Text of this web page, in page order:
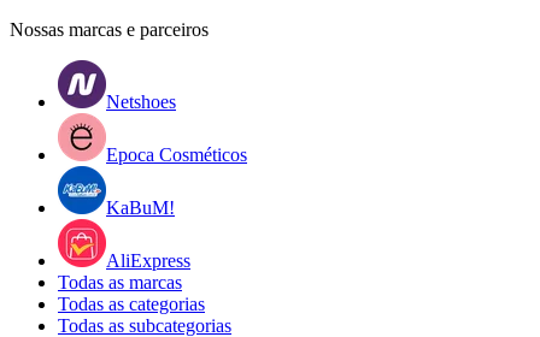
Nossas marcas e parceiros
Netshoes
Epoca Cosméticos
KaBuM!
AliExpress
Todas as marcas
Todas as categorias
Todas as subcategorias